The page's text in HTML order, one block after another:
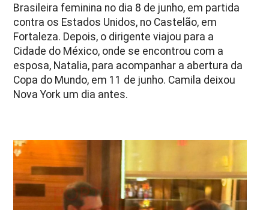
Brasileira feminina no dia 8 de junho, em partida
contra os Estados Unidos, no Castelão, em
Fortaleza. Depois, o dirigente viajou para a
Cidade do México, onde se encontrou com a
esposa, Natalia, para acompanhar a abertura da
Copa do Mundo, em 11 de junho. Camila deixou
Nova York um dia antes.